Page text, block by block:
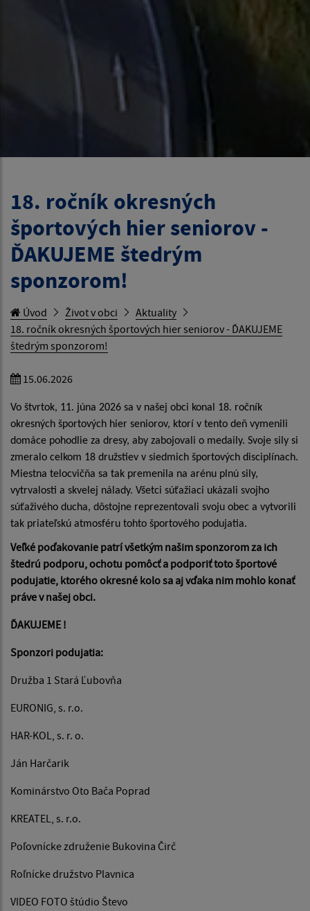
18. ročník okresných
športových hier seniorov -
ĎAKUJEME štedrým
sponzorom!
Úvod Život v obci
Aktuality
18. ročník okresných športových hier seniorov - ĎAKUJEME
štedrým sponzorom!
15.06.2026
Vo štvrtok, 11. júna 2026 sa v našej obci konal 18. ročník
okresných športových hier seniorov, ktorí v tento deň vymenili
domáce pohodlie za dresy, aby zabojovali o medaily. Svoje sily si
zmeralo celkom 18 družstiev v siedmich športových disciplínach.
Miestna telocvičňa sa tak premenila na arénu plnú sily,
vytrvalosti a skvelej nálady. Všetci súťažiaci ukázali svojho
súťaživého ducha, dôstojne reprezentovali svoju obec a vytvorili
tak priateľskú atmosféru tohto športového podujatia.
Veľké poďakovanie patrí všetkým našim sponzorom za ich
štedrú podporu, ochotu pomôcť a podporiť toto športové
podujatie, ktorého okresné kolo sa aj vďaka nim mohlo konať
práve v našej obci.
ĎAKUJEME !
Sponzori podujatia:
Družba 1 Stará Ľubovňa
EURONIG, s. r.o.
HAR-KOL, s. r. o.
Ján Harčarik
Kominárstvo Oto Bača Poprad
KREATEL, s. r.o.
Poľovnícke združenie Bukovina Čirč
Roľnícke družstvo Plavnica
VIDEO FOTO štúdio Števo